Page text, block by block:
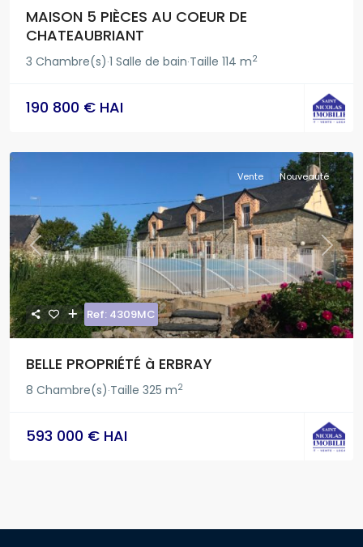
MAISON 5 PIÈCES AU COEUR DE
CHATEAUBRIANT
3 Chambre(s)·1 Salle de bain·Taille 114 m2
190 800 € HAI
Previous Next
Vente Nouveauté
Ref: 4309MC
BELLE PROPRIÉTÉ à ERBRAY
8 Chambre(s)·Taille 325 m2
593 000 € HAI